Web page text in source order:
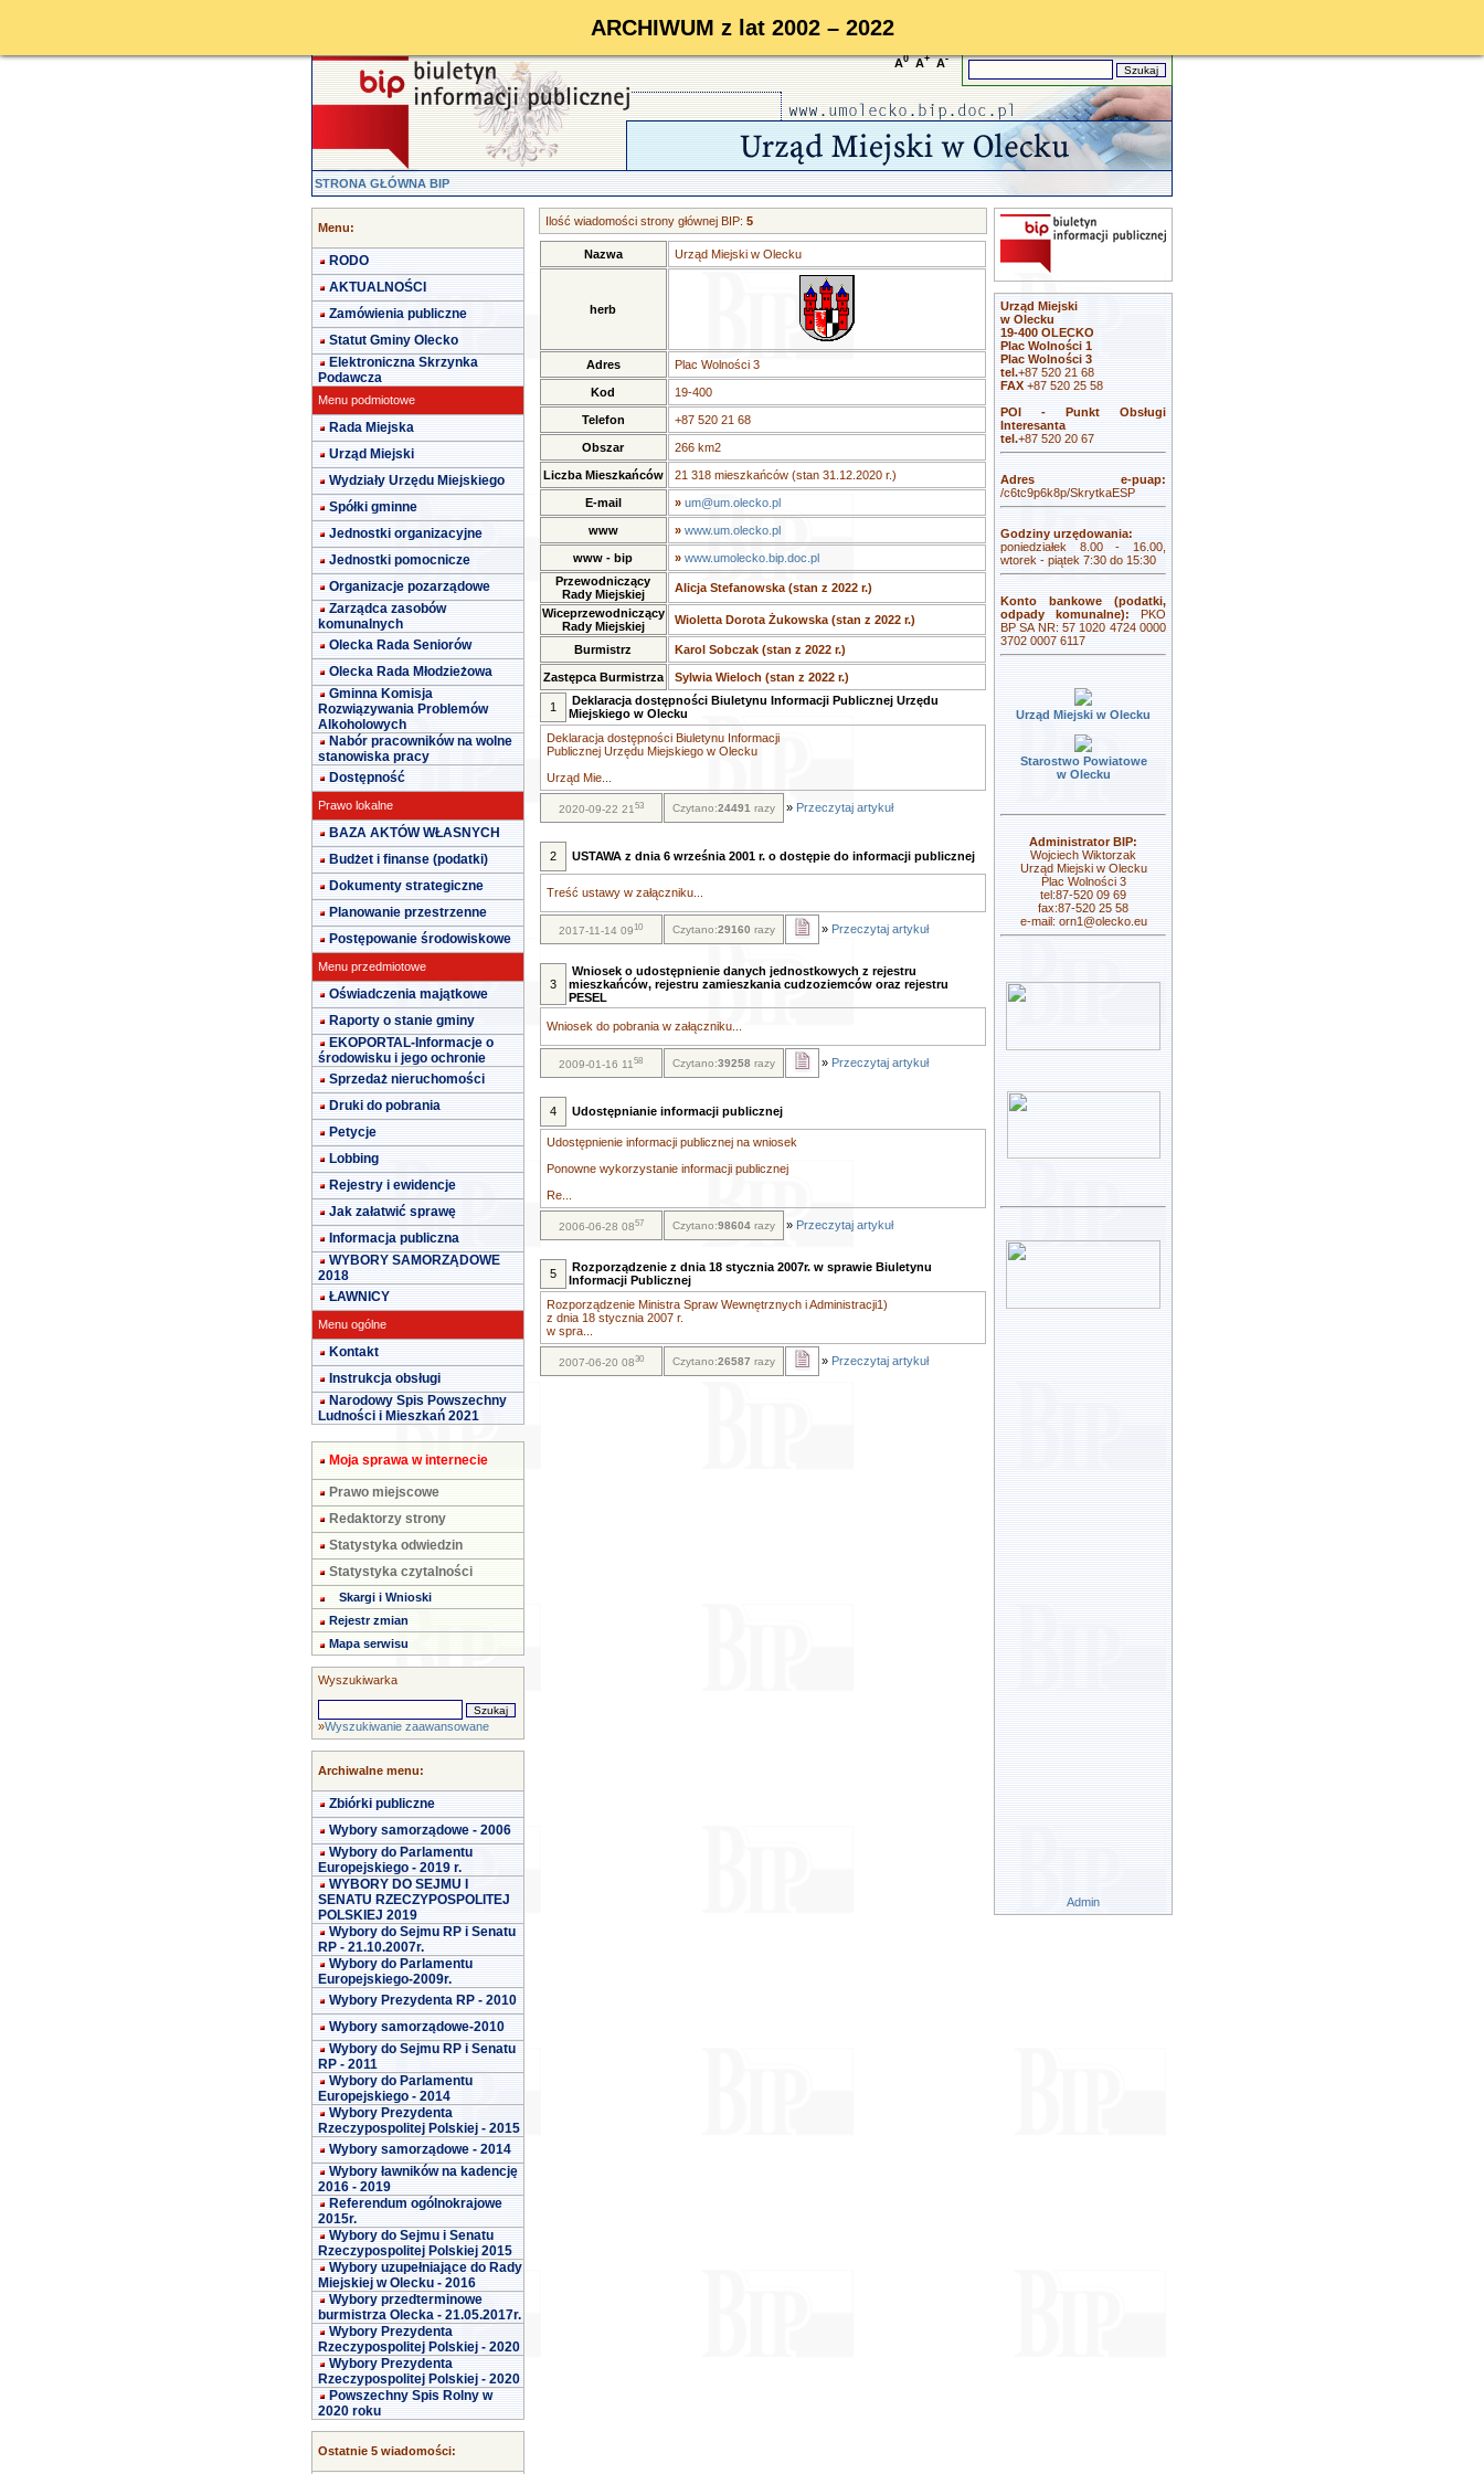
ARCHIWUM z lat 2002 – 2022
A0 A+ A-
STRONA GŁÓWNA BIP
Menu:
RODO
AKTUALNOŚCI
Zamówienia publiczne
Statut Gminy Olecko
Elektroniczna Skrzynka
Podawcza
Menu podmiotowe
Rada Miejska
Urząd Miejski
Wydziały Urzędu Miejskiego
Spółki gminne
Jednostki organizacyjne
Jednostki pomocnicze
Organizacje pozarządowe
Zarządca zasobów
komunalnych
Olecka Rada Seniorów
Olecka Rada Młodzieżowa
Gminna Komisja
Rozwiązywania Problemów
Alkoholowych
Nabór pracowników na wolne
stanowiska pracy
Dostępność
Prawo lokalne
BAZA AKTÓW WŁASNYCH
Budżet i finanse (podatki)
Dokumenty strategiczne
Planowanie przestrzenne
Postępowanie środowiskowe
Menu przedmiotowe
Oświadczenia majątkowe
Raporty o stanie gminy
EKOPORTAL-Informacje o
środowisku i jego ochronie
Sprzedaż nieruchomości
Druki do pobrania
Petycje
Lobbing
Rejestry i ewidencje
Jak załatwić sprawę
Informacja publiczna
WYBORY SAMORZĄDOWE
2018
ŁAWNICY
Menu ogólne
Kontakt
Instrukcja obsługi
Narodowy Spis Powszechny
Ludności i Mieszkań 2021
Moja sprawa w internecie
Prawo miejscowe
Redaktorzy strony
Statystyka odwiedzin
Statystyka czytalności
Skargi i Wnioski
Rejestr zmian
Mapa serwisu
Wyszukiwarka
»Wyszukiwanie zaawansowane
Archiwalne menu:
Zbiórki publiczne
Wybory samorządowe - 2006
Wybory do Parlamentu
Europejskiego - 2019 r.
WYBORY DO SEJMU I
SENATU RZECZYPOSPOLITEJ
POLSKIEJ 2019
Wybory do Sejmu RP i Senatu
RP - 21.10.2007r.
Wybory do Parlamentu
Europejskiego-2009r.
Wybory Prezydenta RP - 2010
Wybory samorządowe-2010
Wybory do Sejmu RP i Senatu
RP - 2011
Wybory do Parlamentu
Europejskiego - 2014
Wybory Prezydenta
Rzeczypospolitej Polskiej - 2015
Wybory samorządowe - 2014
Wybory ławników na kadencję
2016 - 2019
Referendum ogólnokrajowe
2015r.
Wybory do Sejmu i Senatu
Rzeczypospolitej Polskiej 2015
Wybory uzupełniające do Rady
Miejskiej w Olecku - 2016
Wybory przedterminowe
burmistrza Olecka - 21.05.2017r.
Wybory Prezydenta
Rzeczypospolitej Polskiej - 2020
Wybory Prezydenta
Rzeczypospolitej Polskiej - 2020
Powszechny Spis Rolny w
2020 roku
Ostatnie 5 wiadomości:
Ilość wiadomości strony głównej BIP: 5
Nazwa Urząd Miejski w Olecku
herb
Adres Plac Wolności 3
Kod 19-400
Telefon +87 520 21 68
Obszar 266 km2
Liczba Mieszkańców 21 318 mieszkańców (stan 31.12.2020 r.)
E-mail » um@um.olecko.pl
www » www.um.olecko.pl
www - bip » www.umolecko.bip.doc.pl
Przewodniczący
Rady Miejskiej
Alicja Stefanowska (stan z 2022 r.)
Wiceprzewodniczący
Rady Miejskiej
Wioletta Dorota Żukowska (stan z 2022 r.)
Burmistrz Karol Sobczak (stan z 2022 r.)
Zastępca Burmistrza Sylwia Wieloch (stan z 2022 r.)
1
Deklaracja dostępności Biuletynu Informacji Publicznej Urzędu
Miejskiego w Olecku
Deklaracja dostępności Biuletynu Informacji
Publicznej Urzędu Miejskiego w Olecku
Urząd Mie...
2020-09-22 2153 Czytano:24491 razy » Przeczytaj artykuł
2 USTAWA z dnia 6 września 2001 r. o dostępie do informacji publicznej
Treść ustawy w załączniku...
2017-11-14 0910 Czytano:29160 razy » Przeczytaj artykuł
3
Wniosek o udostępnienie danych jednostkowych z rejestru
mieszkańców, rejestru zamieszkania cudzoziemców oraz rejestru
PESEL
Wniosek do pobrania w załączniku...
2009-01-16 1158 Czytano:39258 razy » Przeczytaj artykuł
4 Udostępnianie informacji publicznej
Udostępnienie informacji publicznej na wniosek
Ponowne wykorzystanie informacji publicznej
Re...
2006-06-28 0857 Czytano:98604razy » Przeczytaj artykuł
5
Rozporządzenie z dnia 18 stycznia 2007r. w sprawie Biuletynu
Informacji Publicznej
Rozporządzenie Ministra Spraw Wewnętrznych i Administracji1)
z dnia 18 stycznia 2007 r.
w spra...
2007-06-20 0830 Czytano:26587 razy » Przeczytaj artykuł
Urząd Miejski
w Olecku
19-400 OLECKO
Plac Wolności 1
Plac Wolności 3
tel.+87 520 21 68
FAX +87 520 25 58
POI - Punkt Obsługi
Interesanta
tel.+87 520 20 67
Adres e-puap:
/c6tc9p6k8p/SkrytkaESP
Godziny urzędowania:
poniedziałek 8.00 - 16.00,
wtorek - piątek 7:30 do 15:30
Konto bankowe (podatki,
odpady komunalne): PKO
BP SA NR: 57 1020 4724 0000
3702 0007 6117
Urząd Miejski w Olecku
Starostwo Powiatowe
w Olecku
Administrator BIP:
Wojciech Wiktorzak
Urząd Miejski w Olecku
Plac Wolności 3
tel:87-520 09 69
fax:87-520 25 58
e-mail: orn1@olecko.eu
Admin